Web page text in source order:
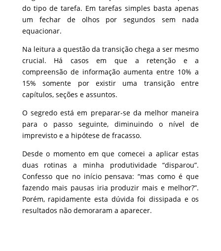
do tipo de tarefa. Em tarefas simples basta apenas
um fechar de olhos por segundos sem nada
equacionar.
Na leitura a questão da transição chega a ser mesmo
crucial. Há casos em que a retenção e a
compreensão de informação aumenta entre 10% a
15% somente por existir uma transição entre
capítulos, seções e assuntos.
O segredo está em preparar-se da melhor maneira
para o passo seguinte, diminuindo o nível de
imprevisto e a hipótese de fracasso.
Desde o momento em que comecei a aplicar estas
duas rotinas a minha produtividade “disparou”.
Confesso que no início pensava: “mas como é que
fazendo mais pausas iria produzir mais e melhor?”.
Porém, rapidamente esta dúvida foi dissipada e os
resultados não demoraram a aparecer.